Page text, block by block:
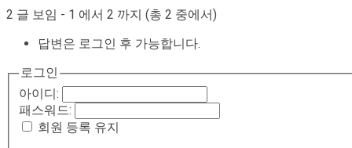
2 글 보임 - 1 에서 2 까지 (총 2 중에서)
답변은 로그인 후 가능합니다.
로그인
아이디:
패스워드:
회원 등록 유지